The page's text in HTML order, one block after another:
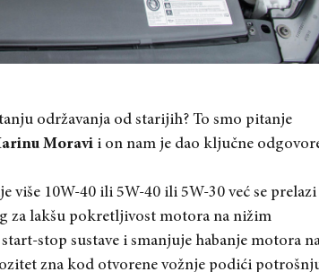
održavanja od starijih? To smo pitanje
Moravi i on nam je dao ključne
10W-40 ili 5W-40 ili 5W-30 već se prelazi
za lakšu pokretljivost motora na nižim
stop sustave i smanjuje habanje motora
zna kod otvorene vožnje podići